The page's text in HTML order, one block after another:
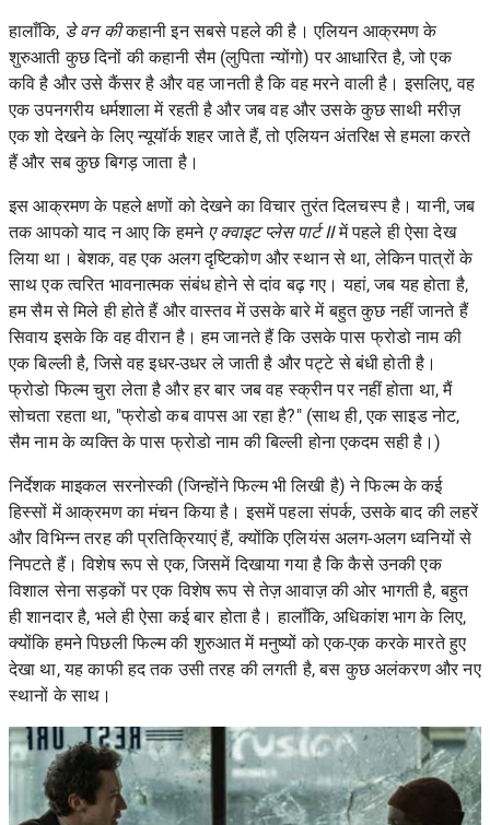
हालाँकि, डे वन कीकहानी इन सबसे पहले की है। एलियन आक्रमण के
शुरुआती कुछ दिनों की कहानी सैम (लुपिता न्योंगो) पर आधारित है, जो एक
कवि है और उसे कैंसर है और वह जानती है कि वह मरने वाली है। इसलिए, वह
एक उपनगरीय धर्मशाला में रहती है और जब वह और उसके कुछ साथी मरीज़
एक शो देखने के लिए न्यूयॉर्क शहर जाते हैं, तो एलियन अंतरिक्ष से हमला करते
हैं और सब कुछ बिगड़ जाता है।
इस आक्रमण के पहले क्षणों को देखने का विचार तुरंत दिलचस्प है। यानी, जब
तक आपको याद न आए कि हमने ए क्वाइट प्लेस पार्ट IIमें पहले ही ऐसा देख
लिया था। बेशक, वह एक अलग दृष्टिकोण और स्थान से था, लेकिन पात्रों के
साथ एक त्वरित भावनात्मक संबंध होने से दांव बढ़ गए। यहां, जब यह होता है,
हम सैम से मिले ही होते हैं और वास्तव में उसके बारे में बहुत कुछ नहीं जानते हैं
सिवाय इसके कि वह वीरान है। हम जानते हैं कि उसके पास फ्रोडो नाम की
एक बिल्ली है, जिसे वह इधर-उधर ले जाती है और पट्टे से बंधी होती है।
फ्रोडो फिल्म चुरा लेता है और हर बार जब वह स्क्रीन पर नहीं होता था, मैं
सोचता रहता था, "फ्रोडो कब वापस आ रहा है?" (साथ ही, एक साइड नोट,
सैम नाम के व्यक्ति के पास फ्रोडो नाम की बिल्ली होना एकदम सही है।)
निर्देशक माइकल सरनोस्की (जिन्होंने फिल्म भी लिखी है) ने फिल्म के कई
हिस्सों में आक्रमण का मंचन किया है। इसमें पहला संपर्क, उसके बाद की लहरें
और विभिन्न तरह की प्रतिक्रियाएं हैं, क्योंकि एलियंस अलग-अलग ध्वनियों से
निपटते हैं। विशेष रूप से एक, जिसमें दिखाया गया है कि कैसे उनकी एक
विशाल सेना सड़कों पर एक विशेष रूप से तेज़ आवाज़ की ओर भागती है, बहुत
ही शानदार है, भले ही ऐसा कई बार होता है। हालाँकि, अधिकांश भाग के लिए,
क्योंकि हमने पिछली फिल्म की शुरुआत में मनुष्यों को एक-एक करके मारते हुए
देखा था, यह काफी हद तक उसी तरह की लगती है, बस कुछ अलंकरण और नए
स्थानों के साथ।